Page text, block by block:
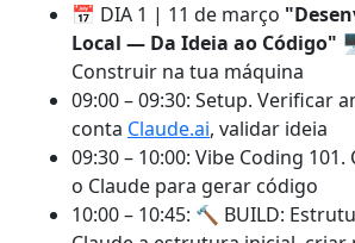
📅 DIA 1 | 11 de março
Local — Da Ideia ao Código"
Construir na tua máquina
09:00 – 09:30: Setup. Verificar
conta Claude.ai, validar ideia
09:30 – 10:00: Vibe Coding
o Claude para gerar código
10:00 – 10:45: 🔨 BUILD: